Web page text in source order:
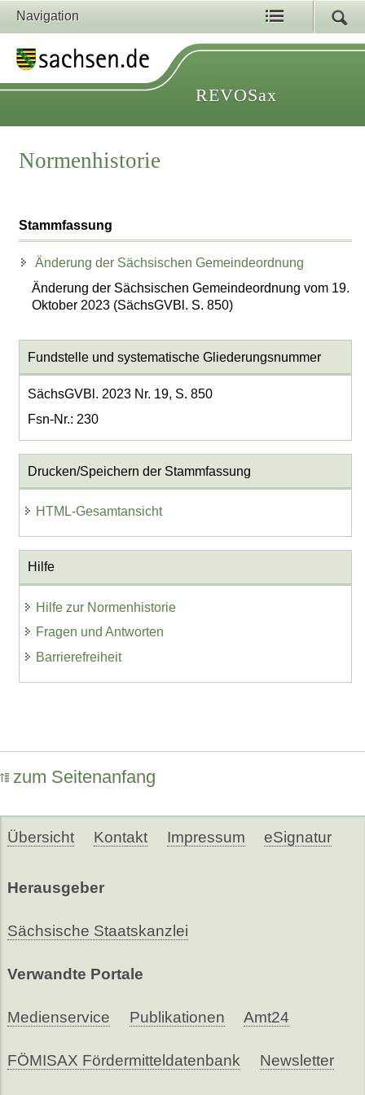
Navigation
REVOSax
Normenhistorie
Stammfassung
Änderung der Sächsischen Gemeindeordnung
Änderung der Sächsischen Gemeindeordnung vom 19.
Oktober 2023 (SächsGVBl. S. 850)
Fundstelle und systematische Gliederungsnummer
SächsGVBl. 2023 Nr. 19, S. 850
Fsn-Nr.: 230
Drucken/Speichern der Stammfassung
HTML-Gesamtansicht
Hilfe
Hilfe zur Normenhistorie
Fragen und Antworten
Barrierefreiheit
zum Seitenanfang
Übersicht Kontakt Impressum eSignatur
Herausgeber
Sächsische Staatskanzlei
Verwandte Portale
Medienservice Publikationen Amt24
FÖMISAX Fördermitteldatenbank Newsletter